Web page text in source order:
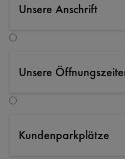
Unsere Anschrift
Unsere
Kundenparkplätze